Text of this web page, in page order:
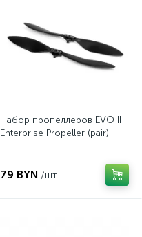
Набор пропеллеров EVO II
Enterprise Propeller (pair)
79 BYN /шт